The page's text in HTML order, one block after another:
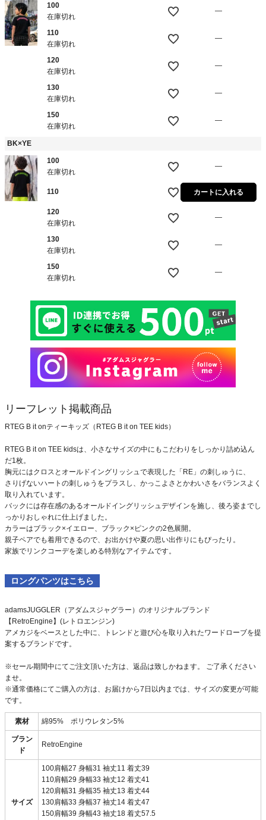
100
在庫切れ
—
110
在庫切れ
—
120
在庫切れ
—
130
在庫切れ
—
150
在庫切れ
—
BK×YE
100
在庫切れ
—
110 カートに入れる
120
在庫切れ
—
130
在庫切れ
—
150
在庫切れ
—
リーフレット掲載商品
RTEG B it onティーキッズ（RTEG B it on TEE kids）
RTEG B it on TEE kidsは、小さなサイズの中にもこだわりをしっかり詰め込ん
だ1枚。
胸元にはクロスとオールドイングリッシュで表現した「RE」の刺しゅうに、
さりげないハートの刺しゅうをプラスし、かっこよさとかわいさをバランスよく
取り入れています。
バックには存在感のあるオールドイングリッシュデザインを施し、後ろ姿までし
っかりおしゃれに仕上げました。
カラーはブラック×イエロー、ブラック×ピンクの2色展開。
親子ペアでも着用できるので、お出かけや夏の思い出作りにもぴったり。
家族でリンクコーデを楽しめる特別なアイテムです。
ロングパンツはこちら
adamsJUGGLER（アダムスジャグラー）のオリジナルブランド
【RetroEngine】(レトロエンジン)
アメカジをベースとした中に、トレンドと遊び心を取り入れたワードローブを提
案するブランドです。
※セール期間中にてご注文頂いた方は、返品は致しかねます。 ご了承ください
ませ。
※通常価格にてご購入の方は、お届けから7日以内までは、サイズの変更が可能
です。
素材 綿95% ポリウレタン5%
ブラン
ド
RetroEngine
サイズ
100肩幅27 身幅31 袖丈11 着丈39
110肩幅29 身幅33 袖丈12 着丈41
120肩幅31 身幅35 袖丈13 着丈44
130肩幅33 身幅37 袖丈14 着丈47
150肩幅39 身幅43 袖丈18 着丈57.5